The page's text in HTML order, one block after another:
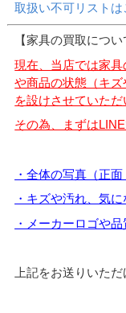
取扱い不可リストは
【家具の買取につ
現在、当店では家
や商品の状態（キ
を設けさせていただ
その為、まずは
・全体の写真（正面
・キズや汚れ、気
・メーカーロゴや
上記をお送りいた